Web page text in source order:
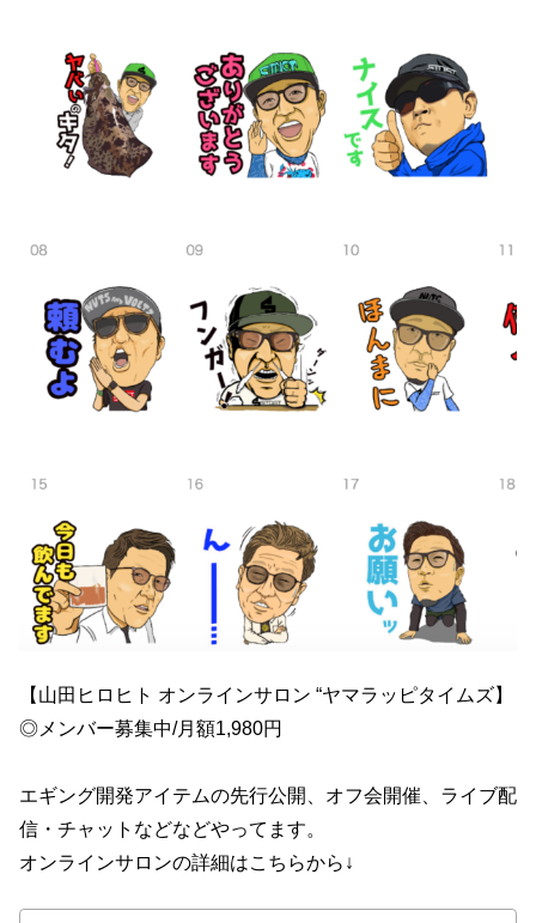
【山田ヒロヒト オンラインサロン “ヤマラッピタイムズ】
◎メンバー募集中/月額1,980円
エギング開発アイテムの先行公開、オフ会開催、ライブ配
信・チャットなどなどやってます。
オンラインサロンの詳細はこちらから↓